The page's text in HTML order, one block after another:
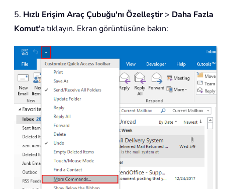
5. Hızlı Erişim Araç Çubuğu'nı Özelleştir> Daha Fazla
Komut'a tıklayın. Ekran görüntüsüne bakın: